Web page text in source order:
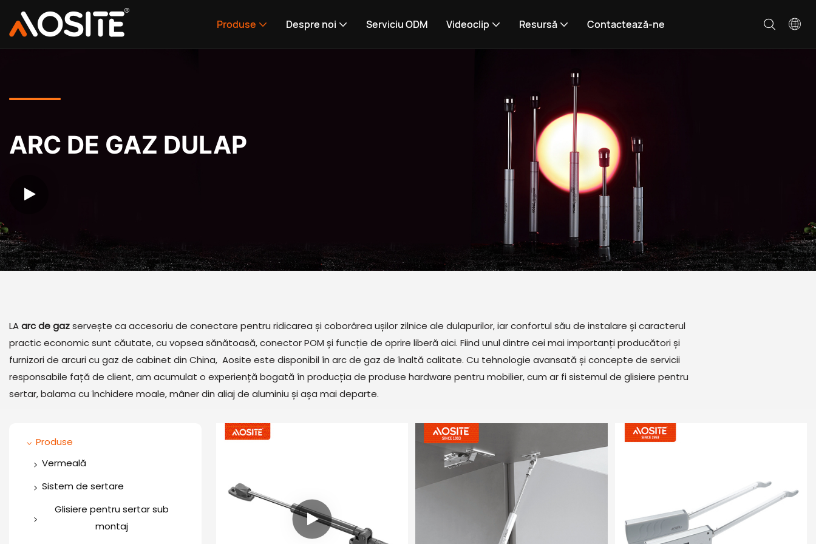
Produse Despre noi Serviciu ODM Videoclip Resursă Contactează-ne
ARC DE GAZ DULAP
LAarc de gazservește ca accesoriu de conectare pentru ridicarea și coborârea ușilor zilnice ale dulapurilor, iar confortul său de instalare și caracterul
practic economic sunt căutate, cu vopsea sănătoasă, conector POM și funcție de oprire liberă aici. Fiind unul dintre cei mai importanți producători și
furnizori de arcuri cu gaz de cabinet din China, Aosite este disponibil în arc de gaz de înaltă calitate. Cu tehnologie avansată și concepte de servicii
responsabile față de client, am acumulat o experiență bogată în producția de produse hardware pentru mobilier, cum ar fi sistemul de glisiere pentru
sertar, balama cu închidere moale, mâner din aliaj de aluminiu și așa mai departe.
Produse
Vermeală
Balama unică
Balamală în două direcții
Balama din oțel inoxidabil
Sistem de sertare
Cutie cu sertar subțire
Cutie sertar de lux (bară
Glisiere pentru sertar sub
montaj